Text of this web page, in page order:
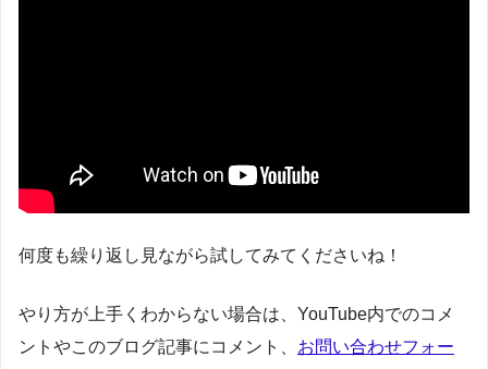
何度も繰り返し見ながら試してみてくださいね！
やり方が上手くわからない場合は、YouTube内でのコメ
ントやこのブログ記事にコメント、 お問い合わせフォー